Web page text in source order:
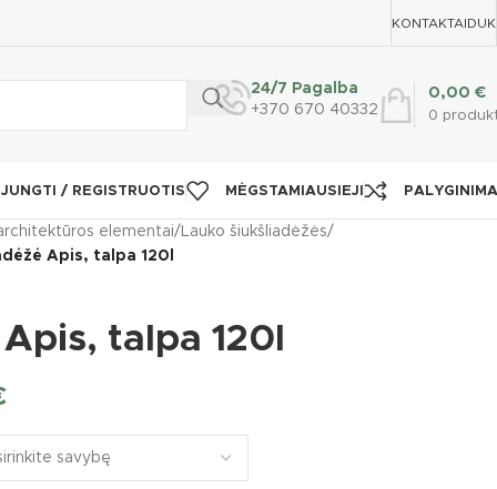
KONTAKTAIDUK
24/7 Pagalba
+370 670 40332
0
0,00 €
/ REGISTRUOTIS MĖGSTAMIAUSIEJI
elementai/ Lauko šiukšliadėžės/
Apis, talpa 120l
talpa 120l